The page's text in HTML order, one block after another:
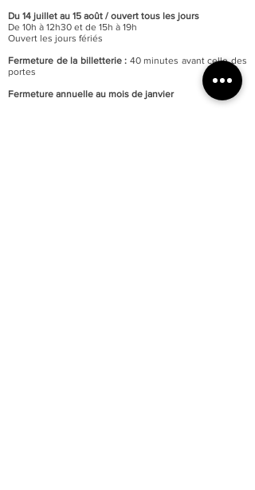
Du 14 juillet au 15 août / ouvert tous les jours
De 10h à 12h30 et de 15h à 19h
Ouvert les jours fériés
Fermeture de la billetterie : 40 minutes avant celle des
portes
Fermeture annuelle au mois de janvier